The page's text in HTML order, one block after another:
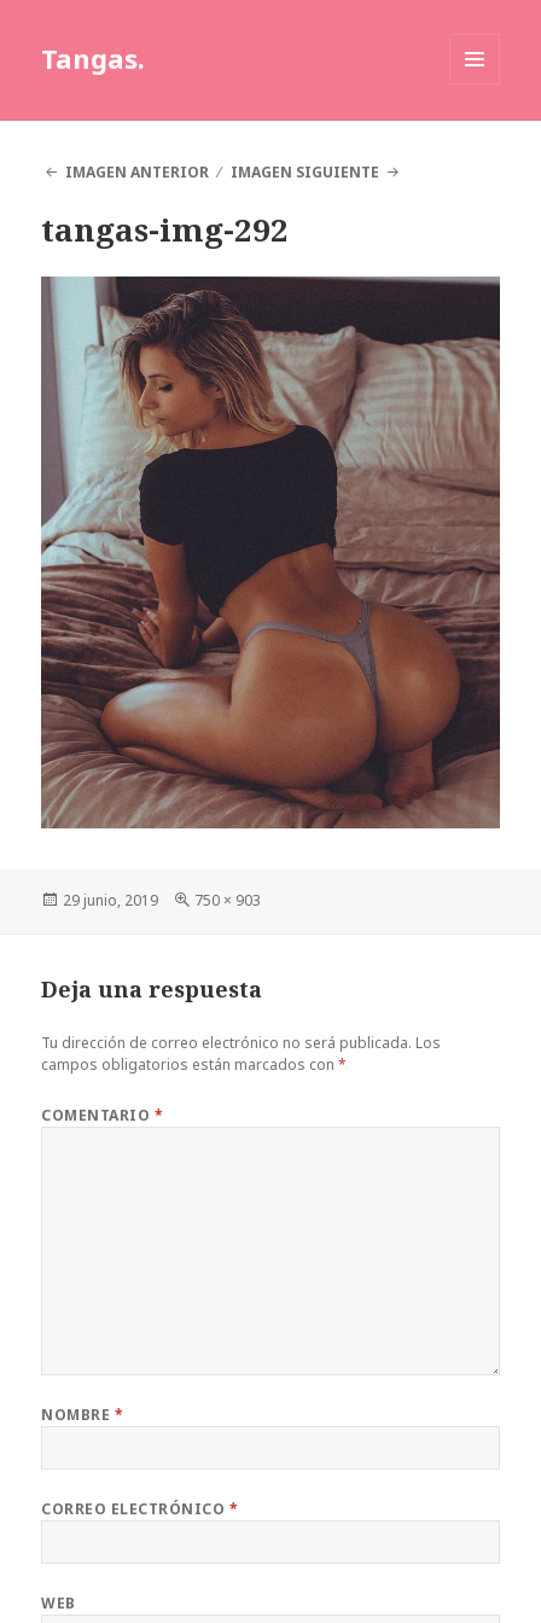
Tangas.
IMAGEN ANTERIOR
IMAGEN SIGUIENTE
tangas-img-292
Publicado
29 junio, 2019
Tamaño
750 × 903
Deja una respuesta
Tu dirección de correo electrónico no será publicada. Los
campos obligatorios están marcados con*
COMENTARIO *
NOMBRE *
CORREO ELECTRÓNICO *
WEB